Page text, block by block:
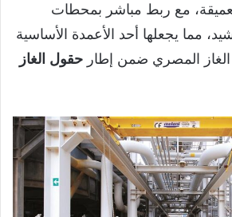
العميقة، مع ربط مباشر بمحطات
مما يجعلها أحد الأعمدة الأساسية
المصري ضمن إطار حقول الغاز